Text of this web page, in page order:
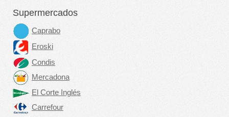
Supermercados
Caprabo
Eroski
Condis
Mercadona
El Corte Inglés
Carrefour